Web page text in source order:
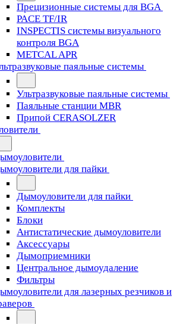
Прецизионные системы для BGA
PACE TF/IR
INSPECTIS системы визуального
контроля BGA
METCAL APR
паяльные системы
Ультразвуковые паяльные системы
Паяльные станции MBR
Припой CERASOLZER
для пайки
Дымоуловители для пайки
Комплекты
Блоки
Антистатические дымоуловители
Аксессуары
Дымоприемники
Центральное дымоудаление
Фильтры
для лазерных резчиков и